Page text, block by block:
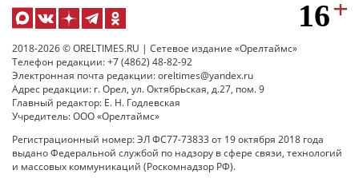
2018-2026 © ORELTIMES.RU | Сетевое издание «Орелтаймс»
Телефон редакции: +7 (4862) 48-82-92
Электронная почта редакции: oreltimes@yandex.ru
Адрес редакции: г. Орел, ул. Октябрьская, д.27, пом. 9
Главный редактор: Е. Н. Годлевская
Учредитель: ООО «Орелтаймс»
Регистрационный номер: ЭЛ ФС77-73833 от 19 октября 2018 года
выдано Федеральной службой по надзору в сфере связи, технологий
и массовых коммуникаций (Роскомнадзор РФ).